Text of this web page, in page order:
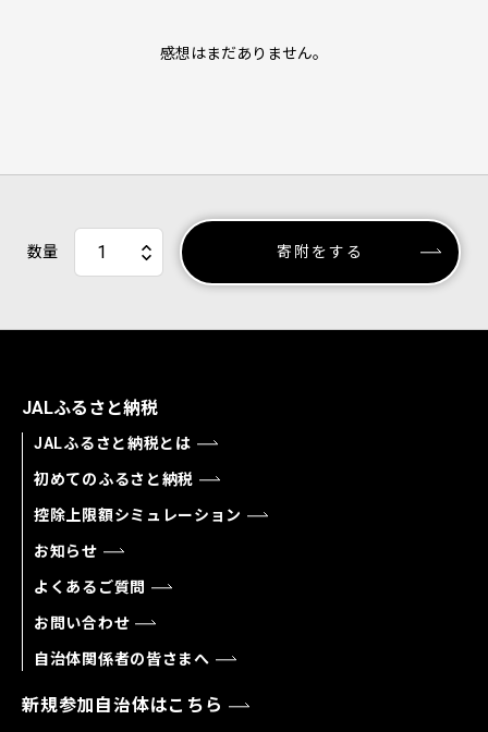
感想はまだありません。
数量 寄附をする
JALふるさと納税
JALふるさと納税とは
初めてのふるさと納税
控除上限額シミュレーション
お知らせ
よくあるご質問
お問い合わせ
自治体関係者の皆さまへ
新規参加自治体はこちら